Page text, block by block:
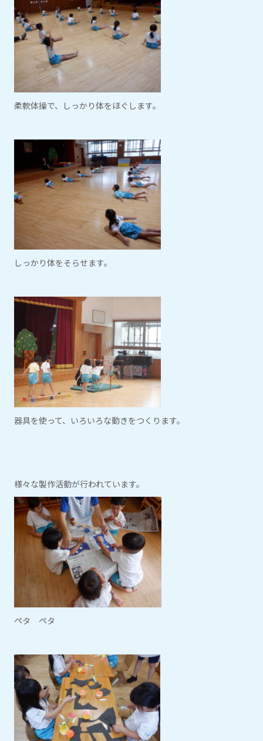
柔軟体操で、しっかり体をほぐします。
しっかり体をそらせます。
器具を使って、いろいろな動きをつくります。
様々な製作活動が行われています。
ペタ ペタ